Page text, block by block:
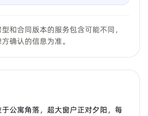
和合同版本的服务包含可能不同，
确认的信息为准。
公寓角落，超大窗户正对夕阳，每